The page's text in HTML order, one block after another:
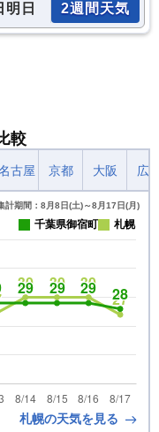
明日 2週間天気
較
古屋 京都 大阪 広
計期間：8月8日(土)～8月17日(月)
千葉県御宿町 札幌
札幌の天気を見る